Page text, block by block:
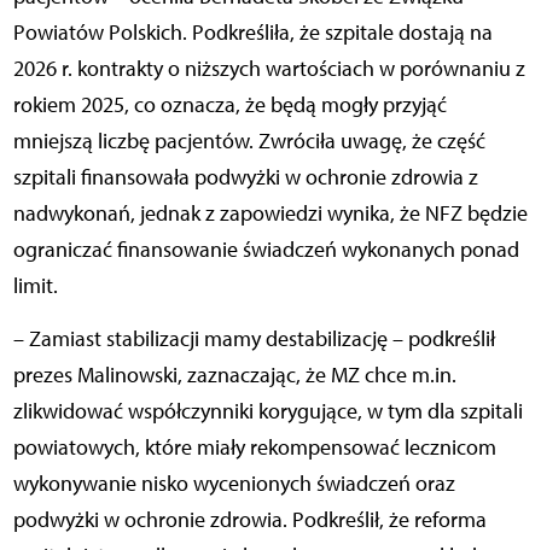
Powiatów Polskich. Podkreśliła, że szpitale dostają na
2026 r. kontrakty o niższych wartościach w porównaniu z
rokiem 2025, co oznacza, że będą mogły przyjąć
mniejszą liczbę pacjentów. Zwróciła uwagę, że część
szpitali finansowała podwyżki w ochronie zdrowia z
nadwykonań, jednak z zapowiedzi wynika, że NFZ będzie
ograniczać finansowanie świadczeń wykonanych ponad
limit.
– Zamiast stabilizacji mamy destabilizację – podkreślił
prezes Malinowski, zaznaczając, że MZ chce m.in.
zlikwidować współczynniki korygujące, w tym dla szpitali
powiatowych, które miały rekompensować lecznicom
wykonywanie nisko wycenionych świadczeń oraz
podwyżki w ochronie zdrowia. Podkreślił, że reforma